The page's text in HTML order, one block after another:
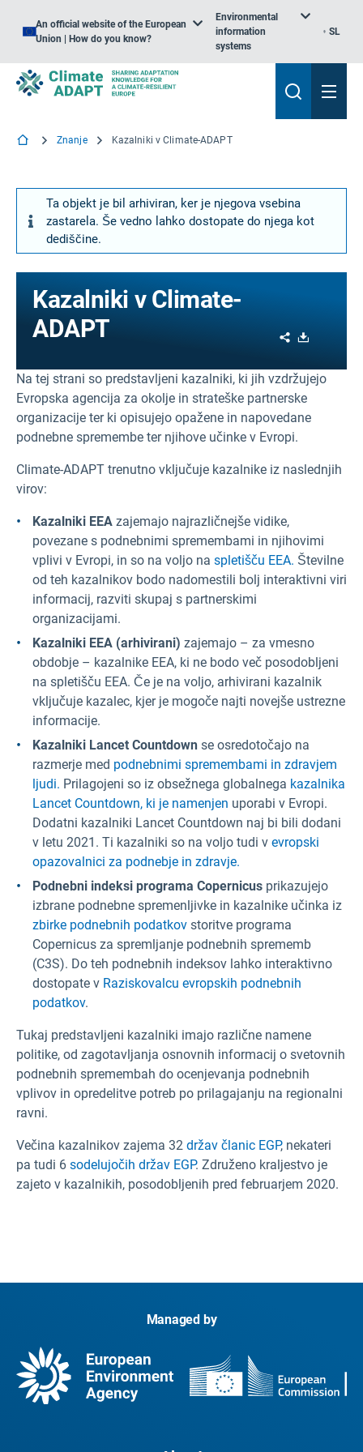
An official website of the European
Union | How do you know?
Environmental
information
systems
SL
Znanje Kazalniki v Climate-ADAPT
Ta objekt je bil arhiviran, ker je njegova vsebina
zastarela. Še vedno lahko dostopate do njega kot
dediščine.
Kazalniki v Climate-
ADAPT
Share
Na tej strani so predstavljeni kazalniki, ki jih vzdržujejo
Evropska agencija za okolje in strateške partnerske
organizacije ter ki opisujejo opažene in napovedane
podnebne spremembe ter njihove učinke v Evropi.
Climate-ADAPT trenutno vključuje kazalnike iz naslednjih
virov:
Kazalniki EEA zajemajo najrazličnejše vidike,
povezane s podnebnimi spremembami in njihovimi
vplivi v Evropi, in so na voljo na spletišču EEA. Številne
od teh kazalnikov bodo nadomestili bolj interaktivni viri
informacij, razviti skupaj s partnerskimi
organizacijami.
Kazalniki EEA (arhivirani) zajemajo – za vmesno
obdobje – kazalnike EEA, ki ne bodo več posodobljeni
na spletišču EEA. Če je na voljo, arhivirani kazalnik
vključuje kazalec, kjer je mogoče najti novejše ustrezne
informacije.
Kazalniki Lancet Countdown se osredotočajo na
razmerje med podnebnimi spremembami in zdravjem
ljudi. Prilagojeni so iz obsežnega globalnega kazalnika
Lancet Countdown, ki je namenjen uporabi v Evropi.
Dodatni kazalniki Lancet Countdown naj bi bili dodani
v letu 2021. Ti kazalniki so na voljo tudi v evropski
opazovalnici za podnebje in zdravje.
Podnebni indeksi programa Copernicus prikazujejo
izbrane podnebne spremenljivke in kazalnike učinka iz
zbirke podnebnih podatkov storitve programa
Copernicus za spremljanje podnebnih sprememb
(C3S). Do teh podnebnih indeksov lahko interaktivno
dostopate v Raziskovalcu evropskih podnebnih
podatkov.
Tukaj predstavljeni kazalniki imajo različne namene
politike, od zagotavljanja osnovnih informacij o svetovnih
podnebnih spremembah do ocenjevanja podnebnih
vplivov in opredelitve potreb po prilagajanju na regionalni
ravni.
Večina kazalnikov zajema 32 držav članic EGP, nekateri
pa tudi 6 sodelujočih držav EGP. Združeno kraljestvo je
zajeto v kazalnikih, posodobljenih pred februarjem 2020.
Managed by